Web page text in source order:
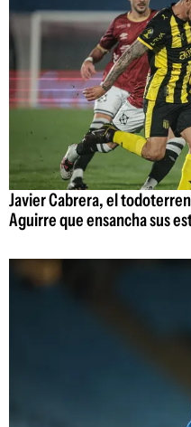
Javier Cabrera, el
Aguirre que ensancha sus